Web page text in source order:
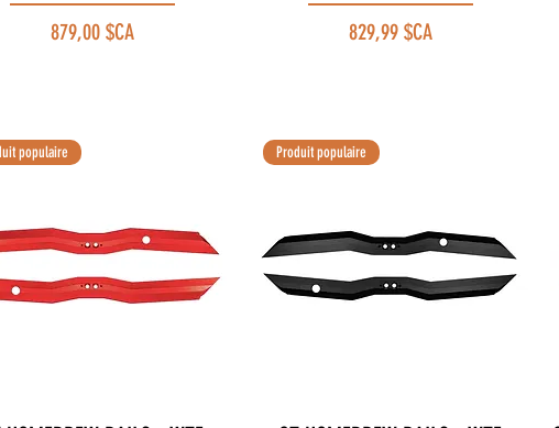
Prix
879,00 $CA Prix
829,99 $CA
populaire Produit populaire